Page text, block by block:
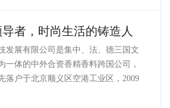
者，时尚生活的铸造人
发展有限公司是集中、法、德三国文
一体的中外合资香精香料跨国公司，
落户于北京顺义区空港工业区，2009